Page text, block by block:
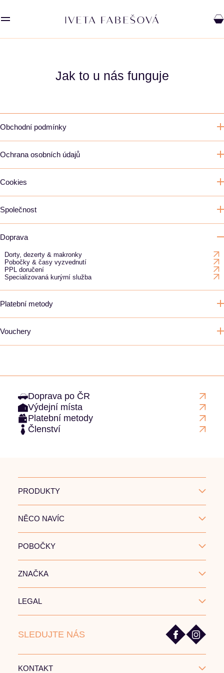
SAVOURY
Jak to u nás funguje
Obchodní podmínky
Ochrana osobních údajů
Cookies
Společnost
Doprava
Dorty, dezerty & makronky
Pobočky & časy vyzvednutí
PPL doručení
Specializovaná kurýrní služba
Platební metody
Vouchery
Doprava po ČR
Výdejní místa
Platební metody
Členství
PRODUKTY
NĚCO NAVÍC
POBOČKY
ZNAČKA
LEGAL
SLEDUJTE NÁS
KONTAKT